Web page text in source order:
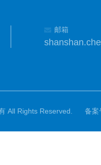
邮箱
All Rights Reserved. 备案